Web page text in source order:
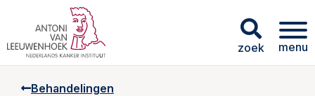
zoek menu
Behandelingen